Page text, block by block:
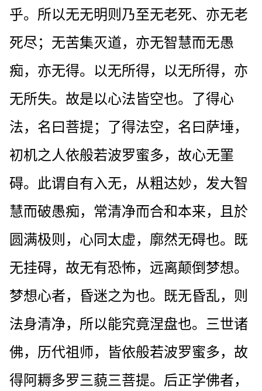
乎。所以无无明则乃至无老死、亦无老
死尽；无苦集灭道，亦无智慧而无愚
痴，亦无得。以无所得，以无所得，亦
无所失。故是以心法皆空也。了得心
法，名曰菩提；了得法空，名曰萨埵，
初机之人依般若波罗蜜多，故心无罣
碍。此谓自有入无，从粗达妙，发大智
慧而破愚痴，常清净而合和本来，且於
圆满极则，心同太虚，廓然无碍也。既
无挂碍，故无有恐怖，远离颠倒梦想。
梦想心者，昏迷之为也。既无昏乱，则
法身清净，所以能究竟涅盘也。三世诸
佛，历代祖师，皆依般若波罗蜜多，故
得阿耨多罗三藐三菩提。后正学佛者，